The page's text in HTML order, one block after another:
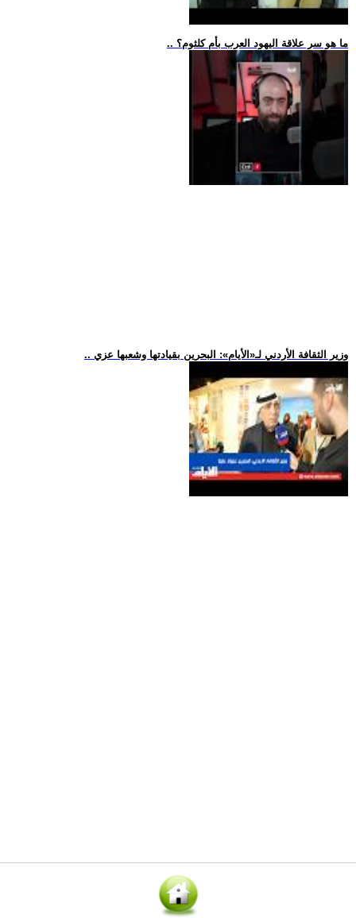
.. ما هو سر علاقة اليهود العرب بأم كلثوم؟
.. وزير الثقافة الأردني لـ«الأيام»: البحرين بقيادتها وشعبها عزي